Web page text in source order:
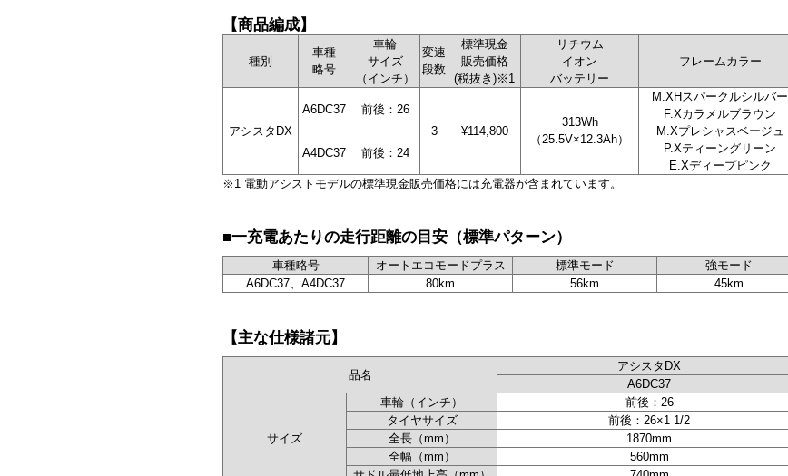
【商品編成】
種別
車種
略号
車輪
サイズ
（インチ）
変速
段数
標準現金
販売価格
(税抜き)※1
リチウム
イオン
バッテリー
フレームカラー
アシスタDX
A6DC37
前後：26
3
¥114,800
313Wh
（25.5V×12.3Ah）
M.XHスパークルシルバー
F.Xカラメルブラウン
M.Xプレシャスベージュ
P.Xティーングリーン
E.Xディープピンク
A4DC37 前後：24
※1 電動アシストモデルの標準現金販売価格には充電器が含まれています。
■一充電あたりの走行距離の目安（標準パターン）
車種略号 オートエコモードプラス 標準モード
強モード
A6DC37、A4DC37
80km 56km 45km
【主な仕様諸元】
品名
アシスタDX
A6DC37
サイズ
車輪（インチ）
前後：26
タイヤサイズ
前後：26×1 1/2
全長（mm）
1870mm
全幅（mm）
560mm